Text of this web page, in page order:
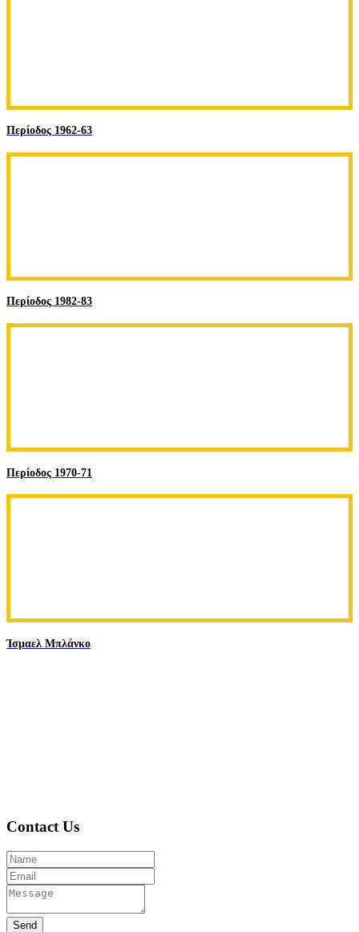
Περίοδος 1962-63
Περίοδος 1982-83
Περίοδος 1970-71
Ίσμαελ Μπλάνκο
Contact Us
Send